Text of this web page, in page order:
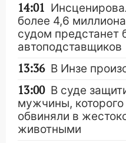
14:01
более 4,6
судом предстанет
автоподставщиков
13:36 В Инзе
13:00 В суде
мужчины,
обвиняли в
животными